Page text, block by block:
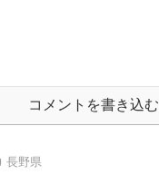
コメントを書き込む
長野県